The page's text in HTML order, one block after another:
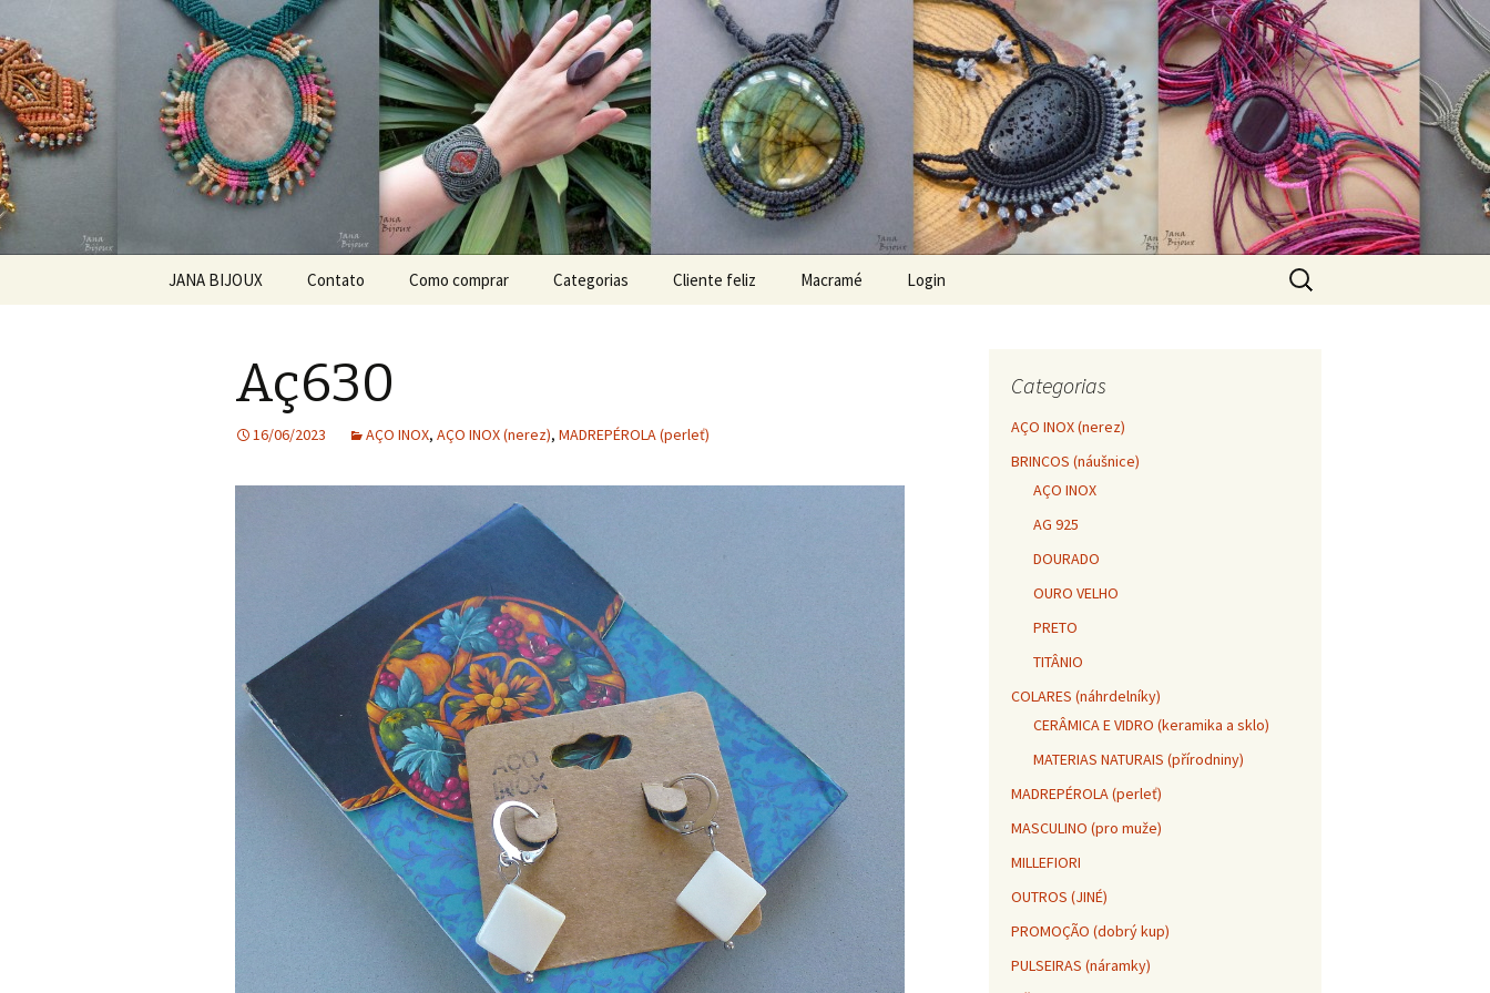
Jana Bijoux
Bijuteria artesanal
Pular para o conteúdo
JANA BIJOUX
KDE KOUPIT?
Contato Como comprar Categorias Cliente feliz Macramé Login
Pesquisar
por:
Aç630
16/06/2023 AÇO INOX, AÇO INOX (nerez), MADREPÉROLA (perleť)
Categorias
AÇO INOX (nerez)
BRINCOS (náušnice)
AÇO INOX
AG 925
DOURADO
OURO VELHO
PRETO
TITÂNIO
COLARES (náhrdelníky)
CERÂMICA E VIDRO (keramika a sklo)
MATERIAS NATURAIS (přírodniny)
MADREPÉROLA (perleť)
MASCULINO (pro muže)
MILLEFIORI
OUTROS (JINÉ)
PROMOÇÃO (dobrý kup)
PULSEIRAS (náramky)